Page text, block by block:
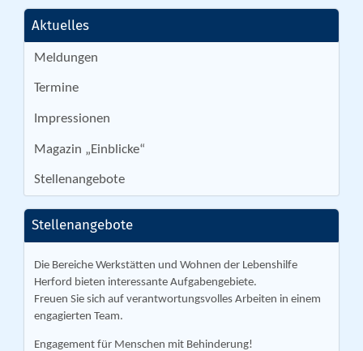
Aktuelles
Meldungen
Termine
Impressionen
Magazin „Einblicke“
Stellenangebote
Stellenangebote
Die Bereiche Werkstätten und Wohnen der Lebenshilfe
Herford bieten interessante Aufgabengebiete.
Freuen Sie sich auf verantwortungsvolles Arbeiten in einem
engagierten Team.
Engagement für Menschen mit Behinderung!